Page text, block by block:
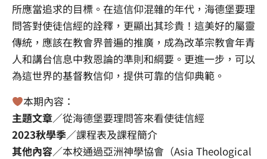
所應當追求的目標。在這信仰混雜的年代，海德堡要理
問答對使徒信經的詮釋，更顯出其珍貴！這美好的屬靈
傳統，應該在教會界普遍的推廣，成為改革宗教會年青
人和講台信息中救恩論的準則和綱要。更進一步，可以
為這世界的基督教信仰，提供可靠的信仰典範。
本期內容：
主題文章／從海德堡要理問答來看使徒信經
2023秋學季／課程表及課程簡介
其他內容／本校通過亞洲神學協會（Asia Theological